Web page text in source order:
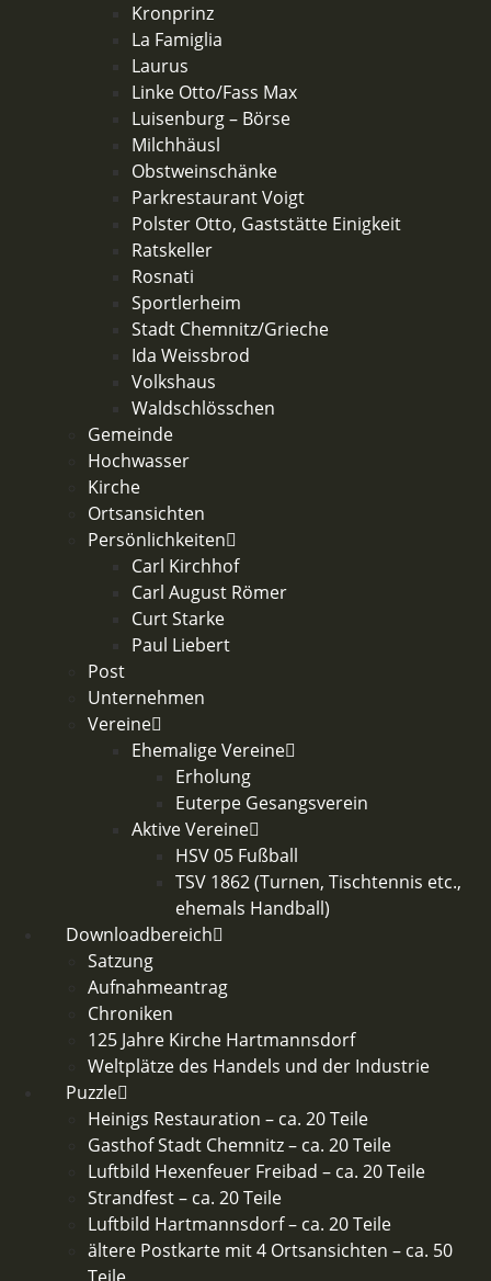
Kronprinz
La Famiglia
Laurus
Linke Otto/Fass Max
Luisenburg – Börse
Milchhäusl
Obstweinschänke
Parkrestaurant Voigt
Polster Otto, Gaststätte Einigkeit
Ratskeller
Rosnati
Sportlerheim
Stadt Chemnitz/Grieche
Ida Weissbrod
Volkshaus
Waldschlösschen
Gemeinde
Hochwasser
Kirche
Ortsansichten
Persönlichkeiten
Carl Kirchhof
Carl August Römer
Curt Starke
Paul Liebert
Post
Unternehmen
Vereine
Ehemalige Vereine
Erholung
Euterpe Gesangsverein
Aktive Vereine
HSV 05 Fußball
TSV 1862 (Turnen, Tischtennis etc.,
ehemals Handball)
Downloadbereich
Satzung
Aufnahmeantrag
Chroniken
125 Jahre Kirche Hartmannsdorf
Weltplätze des Handels und der Industrie
Puzzle
Heinigs Restauration – ca. 20 Teile
Gasthof Stadt Chemnitz – ca. 20 Teile
Luftbild Hexenfeuer Freibad – ca. 20 Teile
Strandfest – ca. 20 Teile
Luftbild Hartmannsdorf – ca. 20 Teile
ältere Postkarte mit 4 Ortsansichten – ca. 50